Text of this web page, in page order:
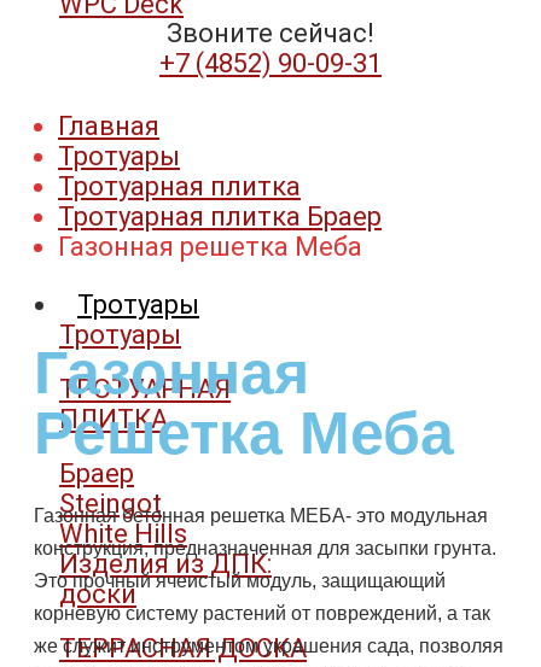
Тротуары
Тротуары
ТРОТУАРНАЯ
ПЛИТКА
Браер
Steingot
White Hills
Изделия из ДПК:
доски
ТЕРРАСНАЯ ДОСКА
Звоните сейчас!
+7 (4852) 90-09-31​
Главная
Тротуары
Тротуарная плитка
Тротуарная плитка Браер
Газонная решетка Меба
Газонная
Решетка Меба
Газонная бетонная решетка МЕБА- это модульная
конструкция, предназначенная для засыпки грунта.
Это прочный ячеистый модуль, защищающий
корневую систему растений от повреждений, а так
же служит инструментом украшения сада, позволяя